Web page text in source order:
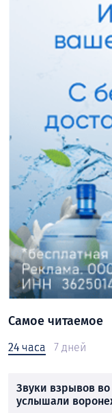
Самое читаемое
24 часа 7 дней
Звуки взрывов
услышали